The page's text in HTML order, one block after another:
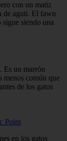
con un matiz
de aguti. El fawn
sigue siendo una
Es un marrón
menos común que
de los gatos
Point
en los gatos